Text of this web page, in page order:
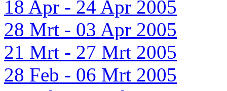
18 Apr - 24 Apr 2005
28 Mrt - 03 Apr 2005
21 Mrt - 27 Mrt 2005
28 Feb - 06 Mrt 2005